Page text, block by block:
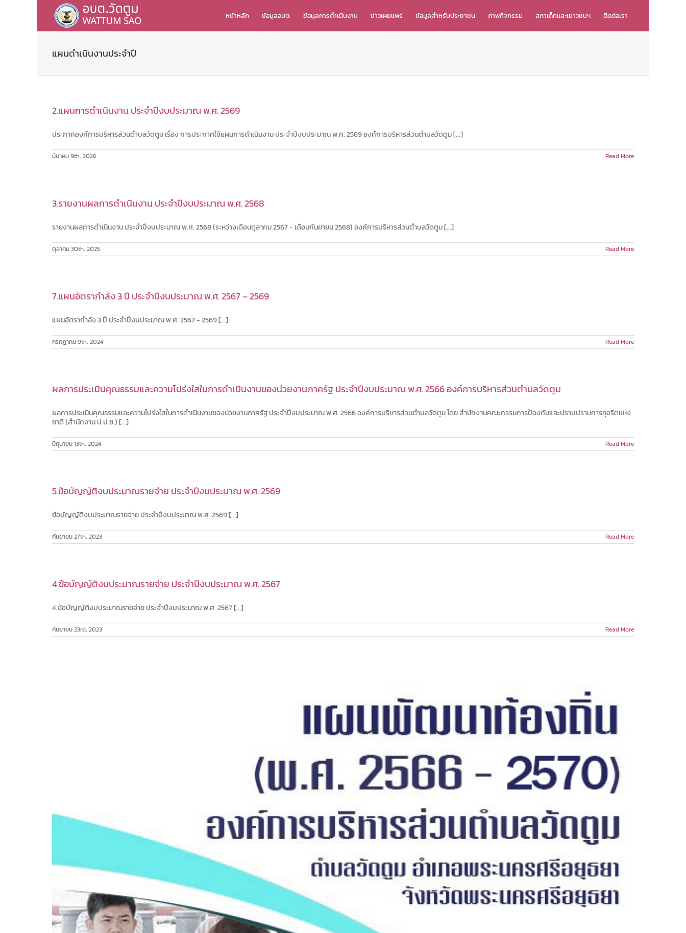
หน้าหลัก ข้อมูลอบต. ข้อมูลการดำเนินงาน ข่าวเผยแพร่ ข้อมูลสำหรับประชาชน ภาพกิจกรรม สภาเด็กและเยาวชนฯ ติดต่อเรา
แผนดำเนินงานประจำปี
2.แผนการดำเนินงาน ประจำปีงบประมาณ พ.ศ. 2569
ประกาศองค์การบริหารส่วนตำบลวัดตูม เรื่อง การประกาศใช้แผนการดำเนินงาน ประจำปีงบประมาณ พ.ศ. 2569 องค์การบริหารส่วนตำบลวัดตูม [...]
มีนาคม 9th, 2026 Read More
3.รายงานผลการดำเนินงาน ประจำปีงบประมาณ พ.ศ. 2568
รายงานผลการดำเนินงาน ประจำปีงบประมาณ พ.ศ. 2568 (ระหว่างเดือนตุลาคม 2567 - เดือนกันยายน 2568) องค์การบริหารส่วนตำบลวัดตูม [...]
ตุลาคม 30th, 2025 Read More
7.แผนอัตรากำลัง 3 ปี ประจำปีงบประมาณ พ.ศ. 2567 – 2569
แผนอัตรากำลัง 3 ปี ประจำปีงบประมาณ พ.ศ. 2567 - 2569 [...]
กรกฎาคม 9th, 2024 Read More
ผลการประเมินคุณธรรมและความโปร่งใสในการดำเนินงานของน่วยงานภาครัฐ ประจำปีงบประมาณ พ.ศ. 2566 องค์การบริหารส่วนตำบลวัดตูม
ผลการประเมินคุณธรรมและความโปร่งใสในการดำเนินงานของน่วยงานภาครัฐ ประจำปีงบประมาณ พ.ศ. 2566 องค์การบริหารส่วนตำบลวัดตูม โดย สำนักงานคณะกรรมการป้องกันและปราบปรามการทุจริตแห่ง
ชาติ (สำนักงาน ป.ป.ช.) [...]
มิถุนายน 13th, 2024 Read More
5.ข้อบัญญัติงบประมาณรายจ่าย ประจำปีงบประมาณ พ.ศ. 2569
ข้อบัญญัติงบประมาณรายจ่าย ประจำปีงบประมาณ พ.ศ. 2569 [...]
กันยายน 27th, 2023 Read More
4.ข้อบัญญัติงบประมาณรายจ่าย ประจำปีงบประมาณ พ.ศ. 2567
4.ข้อบัญญัติงบประมาณรายจ่าย ประจำปีงบประมาณ พ.ศ. 2567 [...]
กันยายน 23rd, 2023 Read More